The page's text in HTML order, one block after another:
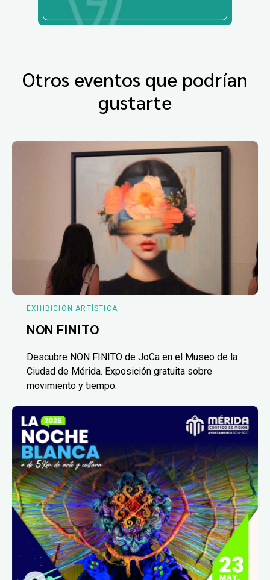
Otros eventos que podrían
gustarte
EXHIBICIÓN ARTÍSTICA
NON FINITO
Descubre NON FINITO de JoCa en el Museo de la
Ciudad de Mérida. Exposición gratuita sobre
movimiento y tiempo.